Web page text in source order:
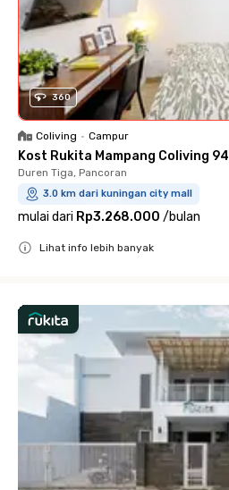
360
Coliving • Campur
Kost Rukita Mampang Coliving 94
Duren Tiga, Pancoran
3.0 km dari kuningan city mall
mulai dari Rp3.268.000 /bulan
Lihat info lebih banyak